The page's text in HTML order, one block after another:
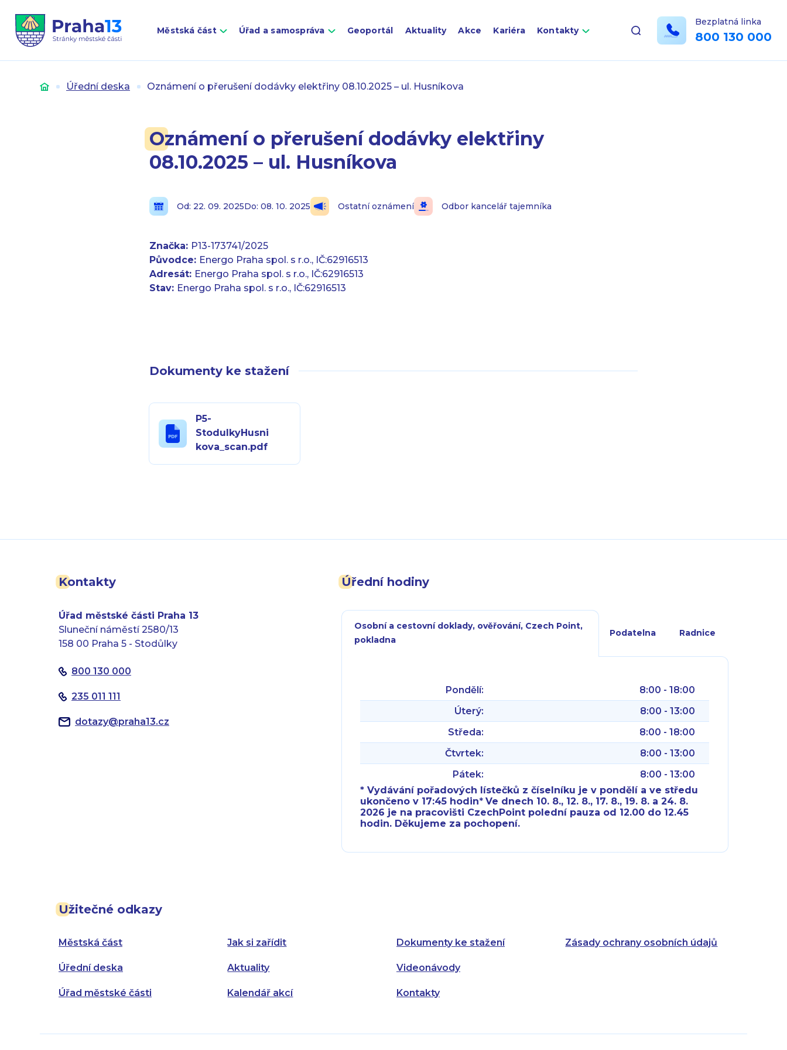
Městská část Úřad a samospráva Geoportál Aktuality Akce Kariéra Kontakty
Bezplatná linka
800 130 000
Úvod Úřední deska Oznámení o přerušení dodávky elektřiny 08.10.2025 – ul. Husníkova
Oznámení o přerušení dodávky elektřiny
08.10.2025 – ul. Husníkova
Od: 22. 09. 2025Do: 08. 10. 2025 Ostatní oznámení Odbor kancelář tajemníka
Značka: P13-173741/2025
Původce: Energo Praha spol. s r.o., IČ:62916513
Adresát: Energo Praha spol. s r.o., IČ:62916513
Stav: Energo Praha spol. s r.o., IČ:62916513
Dokumenty ke stažení
P5-
StodulkyHusni
kova_scan.pdf
Kontakty
Úřad městské části Praha 13
Sluneční náměstí 2580/13
158 00 Praha 5 - Stodůlky
800 130 000
235 011 111
dotazy@praha13.cz
Užitečné odkazy
Městská část
Úřední deska
Úřad městské části
Jak si zařídit
Aktuality
Kalendář akcí
Dokumenty ke stažení
Videonávody
Kontakty
Zásady ochrany osobních údajů
Úřední hodiny
Osobní a cestovní doklady, ověřování, Czech Point,
pokladna
Podatelna Radnice
Pondělí:
8:00 - 18:00
Úterý:
8:00 - 13:00
Středa:
8:00 - 18:00
Čtvrtek:
8:00 - 13:00
Pátek:
8:00 - 13:00
* Vydávání pořadových lístečků z číselníku je v pondělí a ve středu
ukončeno v 17:45 hodin*Ve dnech 10. 8., 12. 8., 17. 8., 19. 8. a 24. 8.
2026 je na pracovišti CzechPoint polední pauza od 12.00 do 12.45
hodin. Děkujeme za pochopení.
Pátek:
8:00 - 14:30